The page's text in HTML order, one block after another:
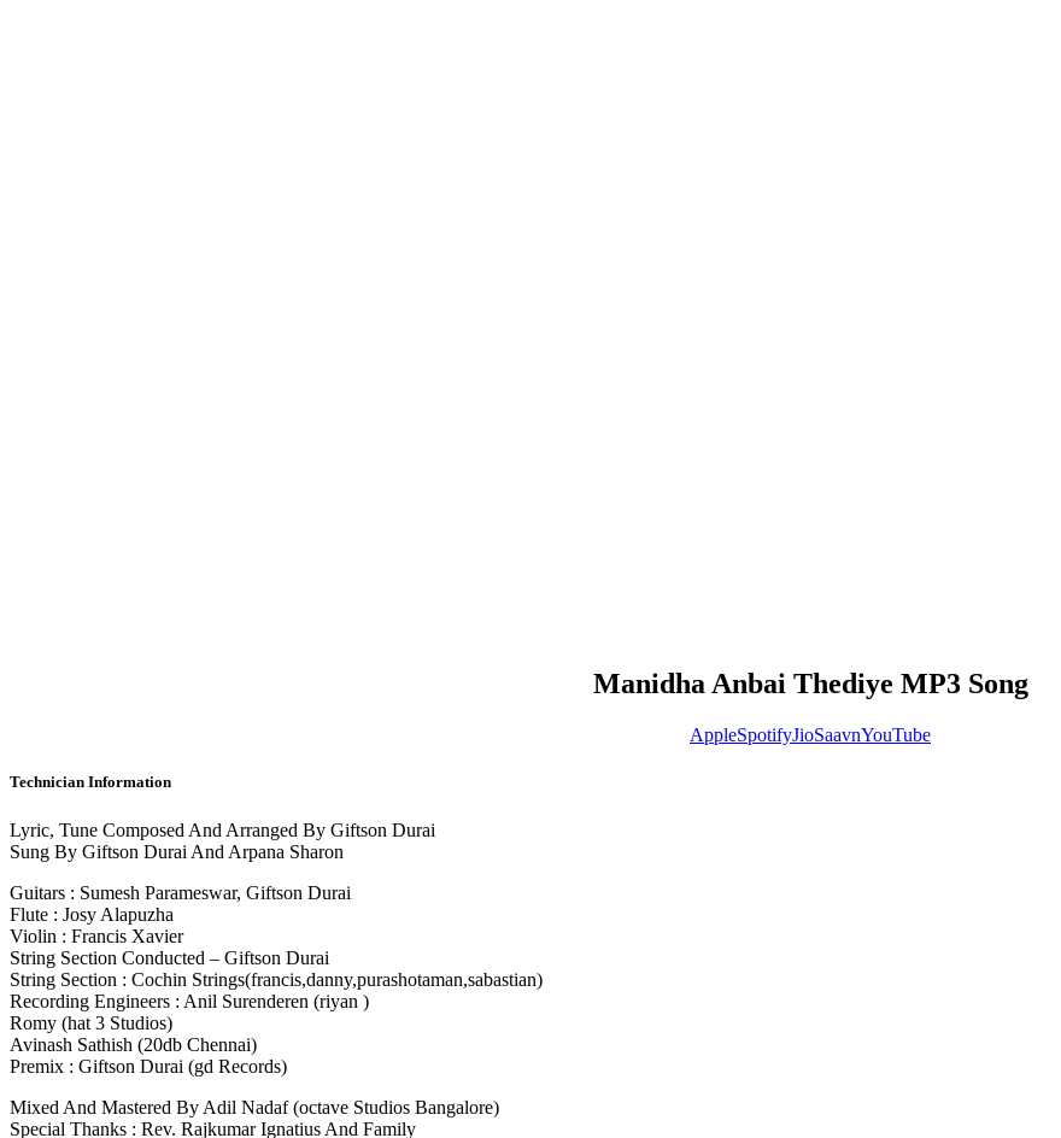
Manidha Anbai Thediye MP3 Song
AppleSpotifyJioSaavnYouTube
Technician Information
Lyric, Tune Composed And Arranged By Giftson Durai
Sung By Giftson Durai And Arpana Sharon
Guitars : Sumesh Parameswar, Giftson Durai
Flute : Josy Alapuzha
Violin : Francis Xavier
String Section Conducted – Giftson Durai
String Section : Cochin Strings(francis,danny,purashotaman,sabastian)
Recording Engineers : Anil Surenderen (riyan )
Romy (hat 3 Studios)
Avinash Sathish (20db Chennai)
Premix : Giftson Durai (gd Records)
Mixed And Mastered By Adil Nadaf (octave Studios Bangalore)
Special Thanks : Rev. Rajkumar Ignatius And Family